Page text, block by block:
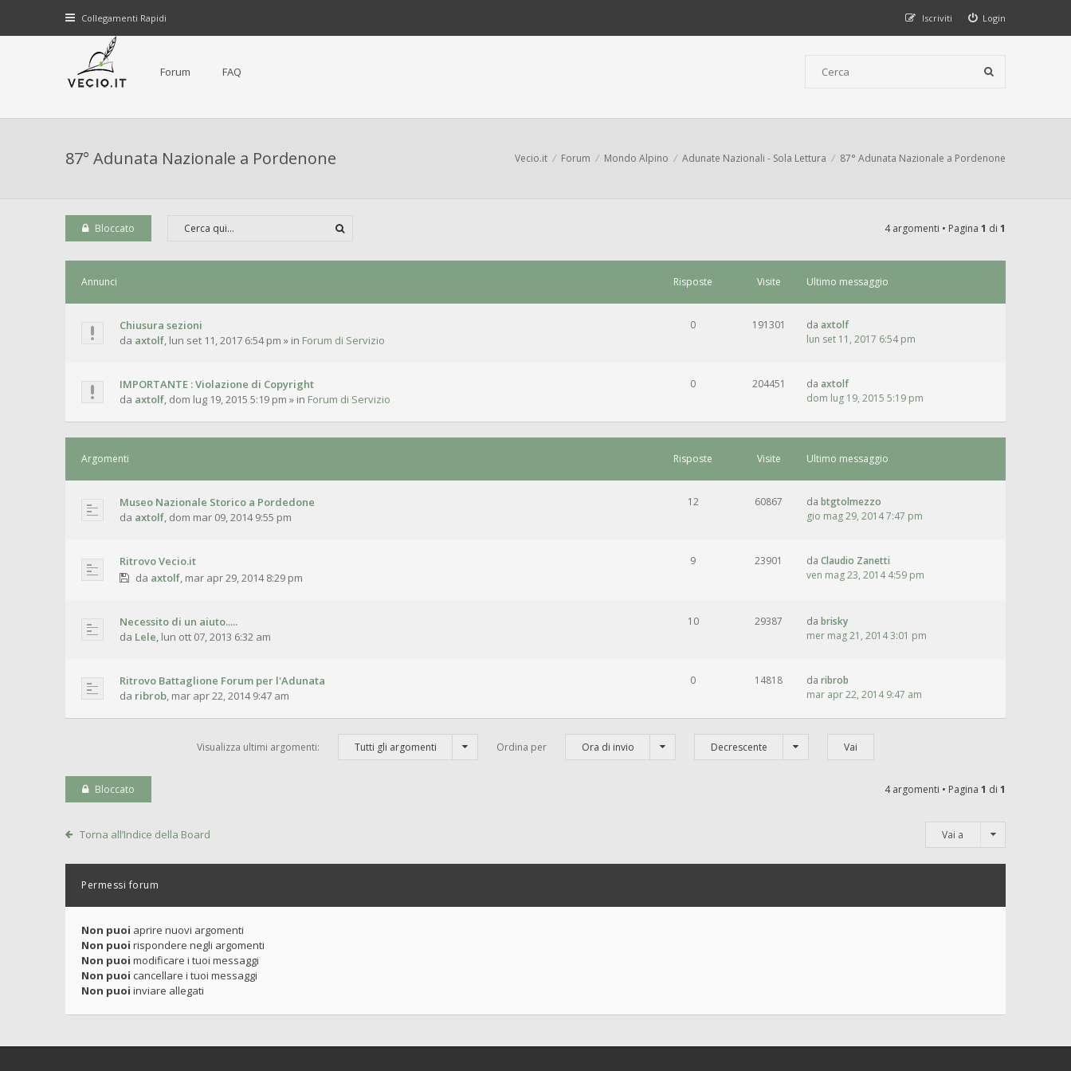
Collegamenti Rapidi Login
Iscriviti
Forum FAQ
87° Adunata Nazionale a Pordenone Vecio.it Forum Mondo Alpino Adunate Nazionali - Sola Lettura 87° Adunata Nazionale a Pordenone
Bloccato 4 argomenti • Pagina 1 di 1
Annunci Risposte Visite Ultimo messaggio
Chiusura sezioni
da axtolf, lun set 11, 2017 6:54 pm » in Forum di Servizio
0 191301 da axtolf
lun set 11, 2017 6:54 pm
IMPORTANTE : Violazione di Copyright
da axtolf, dom lug 19, 2015 5:19 pm » in Forum di Servizio
0 204451 da axtolf
dom lug 19, 2015 5:19 pm
Argomenti Risposte Visite Ultimo messaggio
Museo Nazionale Storico a Pordedone
da axtolf, dom mar 09, 2014 9:55 pm
12 60867 da btgtolmezzo
gio mag 29, 2014 7:47 pm
Ritrovo Vecio.it
da axtolf, mar apr 29, 2014 8:29 pm
9 23901 da Claudio Zanetti
ven mag 23, 2014 4:59 pm
Necessito di un aiuto.....
da Lele, lun ott 07, 2013 6:32 am
10 29387 da brisky
mer mag 21, 2014 3:01 pm
Ritrovo Battaglione Forum per l'Adunata
da ribrob, mar apr 22, 2014 9:47 am
0 14818 da ribrob
mar apr 22, 2014 9:47 am
Visualizza ultimi argomenti: Tutti gli argomenti Ordina per Ora di invio Decrescente
Bloccato 4 argomenti • Pagina 1 di 1
Torna all’Indice della Board Vai a
Permessi forum
Non puoi aprire nuovi argomenti
Non puoi rispondere negli argomenti
Non puoi modificare i tuoi messaggi
Non puoi cancellare i tuoi messaggi
Non puoi inviare allegati